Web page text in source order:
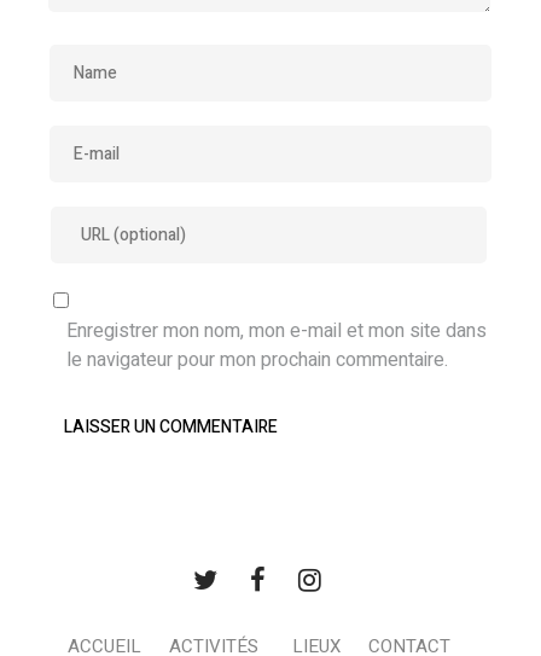
Enregistrer mon nom, mon e-mail et mon site dans
le navigateur pour mon prochain commentaire.
ACCUEIL ACTIVITÉS LIEUX CONTACT